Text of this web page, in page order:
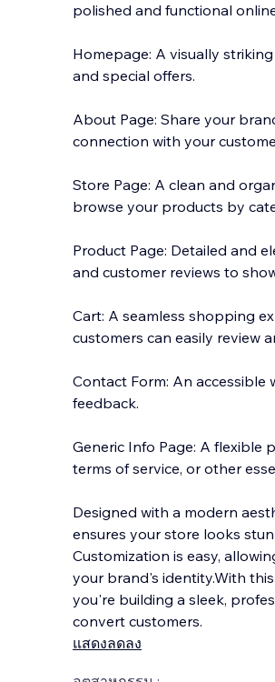
polished and functional
Homepage: A visually
and special offers.
About Page: Share your
connection with your
Store Page: A clean and
browse your products by
Product Page: Detailed and
and customer reviews to
Cart: A seamless shopping
customers can easily review
Contact Form: An
feedback.
Generic Info Page: A flexible
terms of service, or other
Designed with a modern
ensures your store looks
Customization is easy,
your brand's identity.With
you're building a sleek,
convert customers.
แสดงลดลง